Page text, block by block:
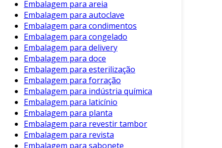
de maneira ecológica. Essa adaptabilidade a
diferentes contextos é uma das razões pelas
quais as embalagens biodegradáveis estão em
ascensão.
Considerações sobre a Manutenção e
Armazenagem
É importante lembrar que, embora as
embalagens de papel biodegradável sejam uma
opção sustentável, elas requerem cuidados
específicos. O armazenamento deve ser feito
em locais secos e protegidos da umidade. Isso
Embalagem para areia
Embalagem para autoclave
Embalagem para condimentos
Embalagem para congelado
Embalagem para delivery
Embalagem para doce
Embalagem para esterilização
Embalagem para forração
Embalagem para indústria química
Embalagem para laticínio
Embalagem para planta
Embalagem para revestir tambor
Embalagem para revista
Embalagem para sabonete